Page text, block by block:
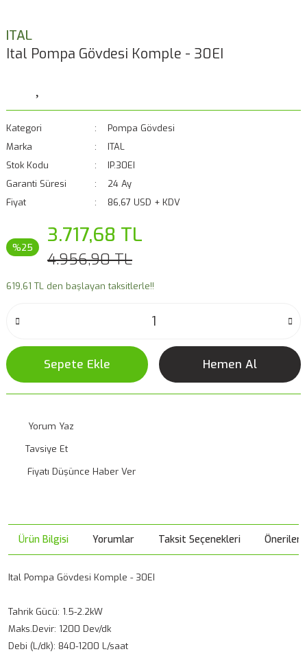
ITAL
Ital Pompa Gövdesi Komple - 30EI
Kategori
Pompa Gövdesi
Marka
ITAL
Stok Kodu
IP.30EI
Garanti Süresi
24 Ay
Fiyat
86,67 USD + KDV
%25 3.717,68 TL
4.956,90 TL
619,61 TL den başlayan taksitlerle!!
Sepete Ekle Hemen Al
Yorum Yaz
Tavsiye Et
Fiyatı Düşünce Haber Ver
Ürün Bilgisi Yorumlar Taksit Seçenekleri
Ital Pompa Gövdesi Komple - 30EI
Tahrik Gücü: 1.5-2.2kW
Maks.Devir: 1200 Dev/dk
Debi (L/dk): 840-1200 L/saat